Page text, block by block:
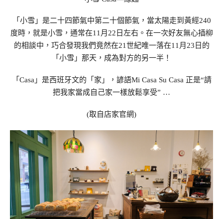
「小雪」是二十四節氣中第二十個節氣，當太陽走到黃經240
度時，就是小雪，通常在11月22日左右。在一次好友無心插柳
的相談中，巧合發現我們竟然在21世紀唯一落在11月23日的
「小雪」那天，成為對方的另一半！
「Casa」是西班牙文的「家」，諺語Mi Casa Su Casa 正是“請
把我家當成自己家一樣放鬆享受” …
(取自店家官網)